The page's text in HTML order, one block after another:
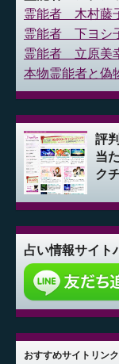
霊能者 木村藤
霊能者 下ヨシ
霊能者 立原美
本物霊能者と偽
評
当
ク
占い情報サイト
おすすめサイトリンク